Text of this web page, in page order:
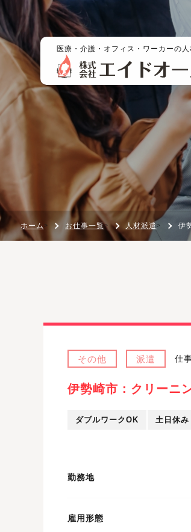
医療・介護・オフィス・ワーカーの人
ホーム > お仕事一覧> 人材派遣> 伊
その他 派遣 仕
伊勢崎市：クリーニ
ダブルワークOK 土日休み
勤務地
雇用形態